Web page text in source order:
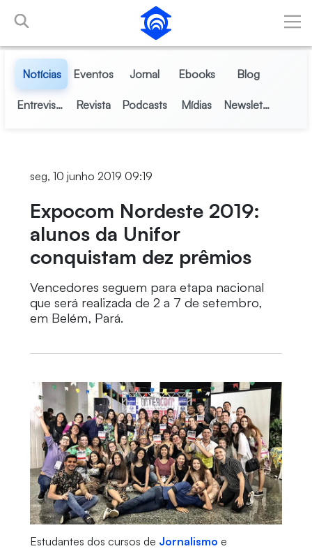
Pular para o Conteúdo principal
Notícias Eventos Jornal Ebooks Blog
Entrevistas Revista Podcasts Mídias Newsletter
seg, 10 junho 2019 09:19
Expocom Nordeste 2019:
alunos da Unifor
conquistam dez prêmios
Vencedores seguem para etapa nacional
que será realizada de 2 a 7 de setembro,
em Belém, Pará.
Estudantes dos cursos de Jornalismo e